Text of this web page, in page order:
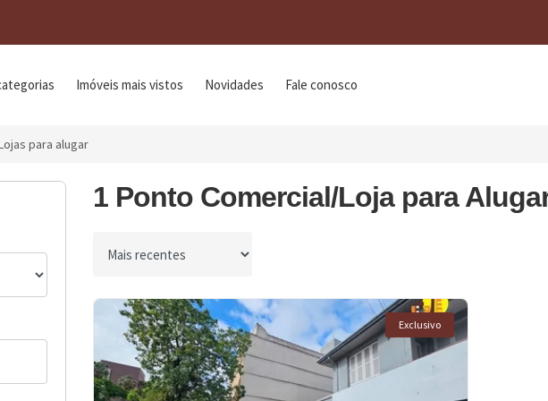
Imóveis mais vistos Novidades Fale conosco
para alugar
1 Ponto Comercial/Loja para
Ordenar por
Exclusivo